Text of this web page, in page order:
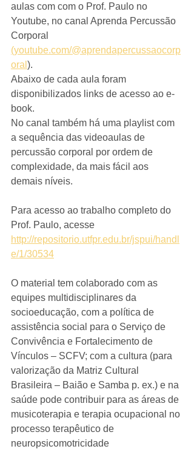
aulas com com o Prof. Paulo no
Youtube, no canal Aprenda Percussão
Corporal
(youtube.com/@aprendapercussaocorp
oral ).
Abaixo de cada aula foram
disponibilizados links de acesso ao e-
book.
No canal também há uma playlist com
a sequência das videoaulas de
percussão corporal por ordem de
complexidade, da mais fácil aos
demais níveis.
Para acesso ao trabalho completo do
Prof. Paulo, acesse
http://repositorio.utfpr.edu.br/jspui/handl
e/1/30534
O material tem colaborado com as
equipes multidisciplinares da
socioeducação, com a política de
assistência social para o Serviço de
Convivência e Fortalecimento de
Vínculos – SCFV; com a cultura (para
valorização da Matriz Cultural
Brasileira – Baião e Samba p. ex.) e na
saúde pode contribuir para as áreas de
musicoterapia e terapia ocupacional no
processo terapêutico de
neuropsicomotricidade